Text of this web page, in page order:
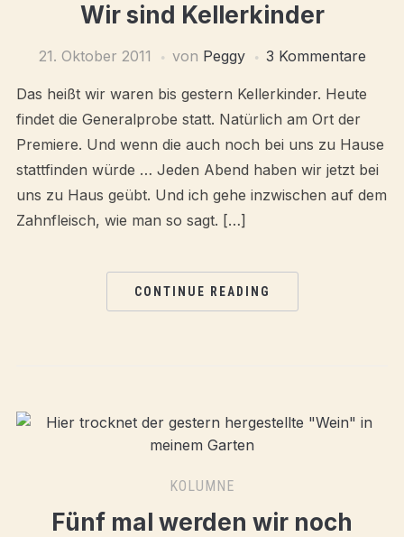
Wir sind Kellerkinder
21. Oktober 2011 von Peggy 3 Kommentare
Das heißt wir waren bis gestern Kellerkinder. Heute
findet die Generalprobe statt. Natürlich am Ort der
Premiere. Und wenn die auch noch bei uns zu Hause
stattfinden würde … Jeden Abend haben wir jetzt bei
uns zu Haus geübt. Und ich gehe inzwischen auf dem
Zahnfleisch, wie man so sagt. […]
CONTINUE READING
KOLUMNE
Fünf mal werden wir noch